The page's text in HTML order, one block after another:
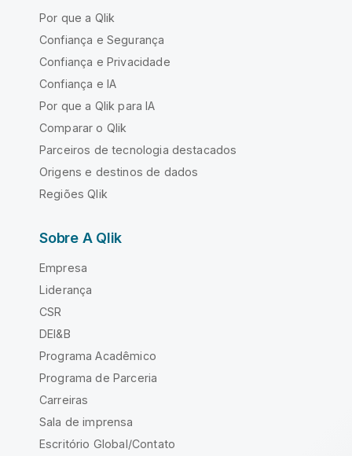
Por que a Qlik
Confiança e Segurança
Confiança e Privacidade
Confiança e IA
Por que a Qlik para IA
Comparar o Qlik
Parceiros de tecnologia destacados
Origens e destinos de dados
Regiões Qlik
Sobre A Qlik
Empresa
Liderança
CSR
DEI&B
Programa Acadêmico
Programa de Parceria
Carreiras
Sala de imprensa
Escritório Global/Contato